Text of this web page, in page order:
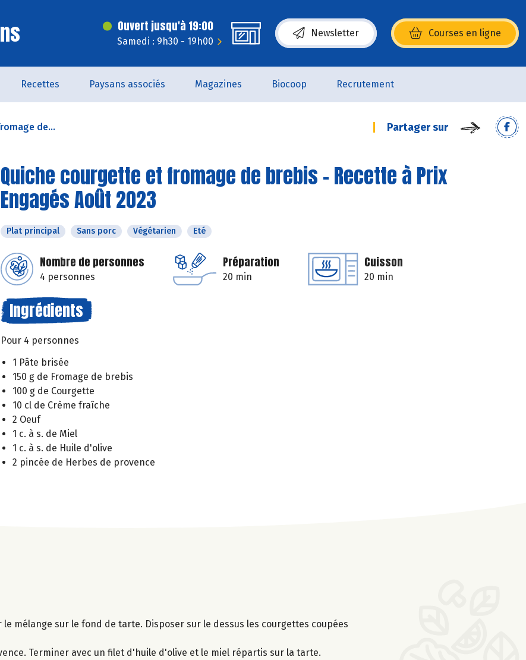
Ouvert jusqu'à 19:00
Samedi : 9h30 - 19h00
Newsletter Courses en ligne
(s’ouvre dans une nouvelle fenêtre)
Recettes Paysans associés Magazines Biocoop Recrutement
de... Partager sur
Quiche courgette et fromage de brebis - Recette à Prix
Engagés Août 2023
Plat principal Sans porc Végétarien Eté
Nombre de personnes
4 personnes
Préparation
20 min
Cuisson
20 min
Ingrédients
Pour 4 personnes
1 Pâte brisée
150 g de Fromage de brebis
100 g de Courgette
10 cl de Crème fraîche
2 Oeuf
1 c. à s. de Miel
1 c. à s. de Huile d'olive
2 pincée de Herbes de provence
mélange sur le fond de tarte. Disposer sur le dessus les courgettes coupées
Terminer avec un filet d'huile d'olive et le miel répartis sur la tarte.